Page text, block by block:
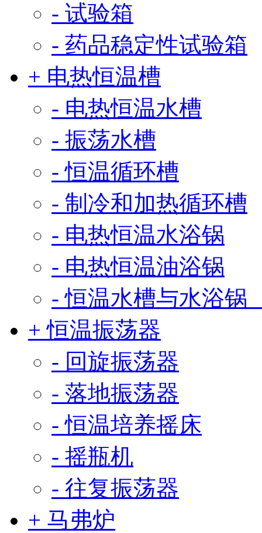
- 试验箱
- 药品稳定性试验箱
+ 电热恒温槽
- 电热恒温水槽
- 振荡水槽
- 恒温循环槽
- 制冷和加热循环槽
- 电热恒温水浴锅
- 电热恒温油浴锅
- 恒温水槽与水浴锅
+ 恒温振荡器
- 回旋振荡器
- 落地振荡器
- 恒温培养摇床
- 摇瓶机
- 往复振荡器
+ 马弗炉